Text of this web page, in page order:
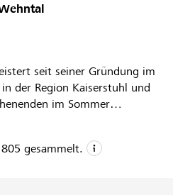
seit seiner Gründung im
der Region Kaiserstuhl und
im Sommer
wie Daniel Hope, Avi
gesammelt.